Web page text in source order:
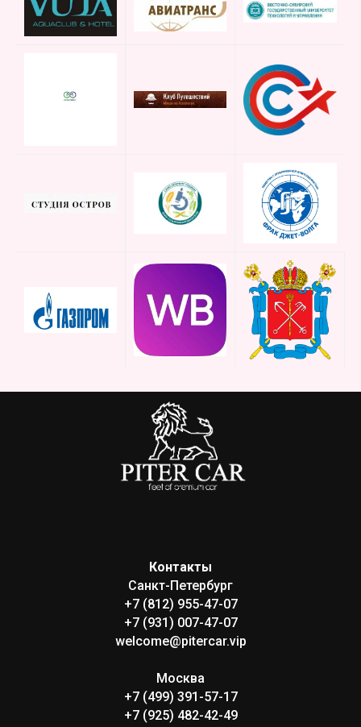
Контакты
Санкт-Петербург
+7 (812) 955-47-07
+7 (931) 007-47-07
welcome@pitercar.vip
Москва
+7 (499) 391-57-17
+7 (925) 482-42-49